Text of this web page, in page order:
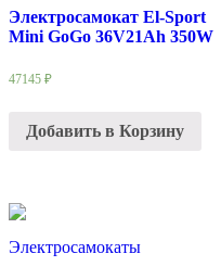
Электросамокат El-Sport
Mini GoGo 36V21Ah 350W
47145 ₽
Добавить в Корзину
Электросамокаты